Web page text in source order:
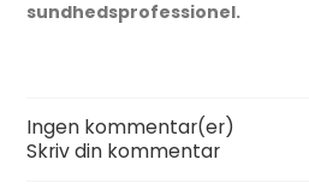
sundhedsprofessionel.
Ingen kommentar(er)
Skriv din kommentar